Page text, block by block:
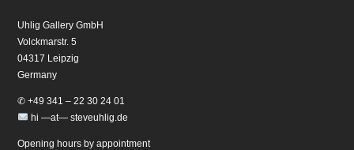
Uhlig Gallery GmbH
Volckmarstr. 5
04317 Leipzig
Germany
✆ +49 341 – 22 30 24 01
hi —at— steveuhlig.de
Opening hours by appointment